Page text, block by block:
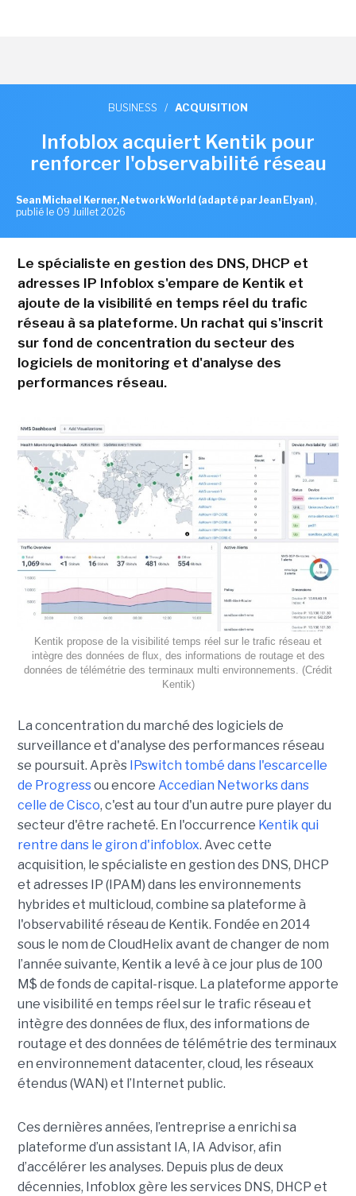
BUSINESS / ACQUISITION
Infoblox acquiert Kentik pour
renforcer l'observabilité réseau
Sean Michael Kerner, NetworkWorld (adapté par Jean Elyan) ,
publié le 09 Juillet 2026
Le spécialiste en gestion des DNS, DHCP et
adresses IP Infoblox s'empare de Kentik et
ajoute de la visibilité en temps réel du trafic
réseau à sa plateforme. Un rachat qui s'inscrit
sur fond de concentration du secteur des
logiciels de monitoring et d'analyse des
performances réseau.
Kentik propose de la visibilité temps réel sur le trafic réseau et
intègre des données de flux, des informations de routage et des
données de télémétrie des terminaux multi environnements. (Crédit
Kentik)
La concentration du marché des logiciels de
surveillance et d'analyse des performances réseau
se poursuit. Après IPswitch tombé dans l'escarcelle
de Progressou encore Accedian Networks dans
celle de Cisco, c'est au tour d'un autre pure player du
secteur d'être racheté. En l'occurrence Kentik qui
rentre dans le giron d'infoblox. Avec cette
acquisition, le spécialiste en gestion des DNS, DHCP
et adresses IP (IPAM) dans les environnements
hybrides et multicloud, combine sa plateforme à
l'observabilité réseau de Kentik. Fondée en 2014
sous le nom de CloudHelix avant de changer de nom
l’année suivante, Kentik a levé à ce jour plus de 100
M$ de fonds de capital-risque. La plateforme apporte
une visibilité en temps réel sur le trafic réseau et
intègre des données de flux, des informations de
routage et des données de télémétrie des terminaux
en environnement datacenter, cloud, les réseaux
étendus (WAN) et l’Internet public.
Ces dernières années, l’entreprise a enrichi sa
plateforme d’un assistant IA, IA Advisor, afin
d’accélérer les analyses. Depuis plus de deux
décennies, Infoblox gère les services DNS, DHCP et